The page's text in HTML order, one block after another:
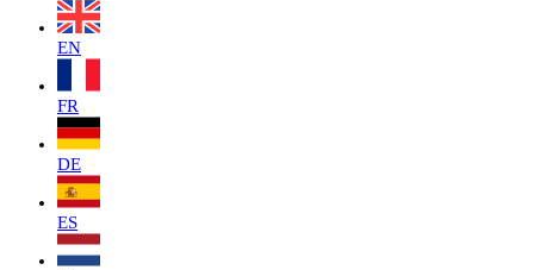
EN
FR
DE
ES